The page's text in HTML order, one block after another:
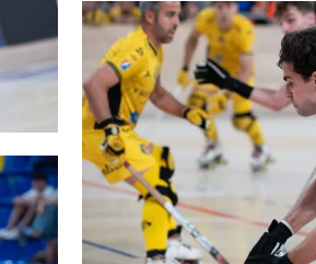
FC Barcelona club badge